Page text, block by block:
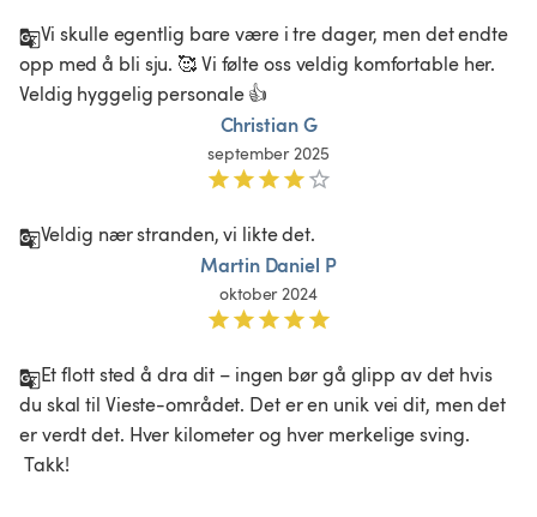
Vi skulle egentlig bare være i tre dager, men det endte
opp med å bli sju. 🥰 Vi følte oss veldig komfortable her.
Veldig hyggelig personale 👍
Christian G
september 2025
Veldig nær stranden, vi likte det.
Martin Daniel P
oktober 2024
Et flott sted å dra dit – ingen bør gå glipp av det hvis
du skal til Vieste-området. Det er en unik vei dit, men det
er verdt det. Hver kilometer og hver merkelige sving.
Takk!